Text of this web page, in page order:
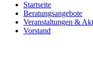
Startseite
Beratungsangebote
Veranstaltungen &
Vorstand